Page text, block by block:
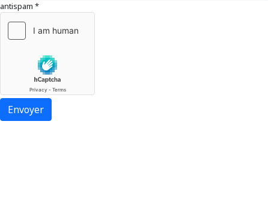
antispam *
Envoyer